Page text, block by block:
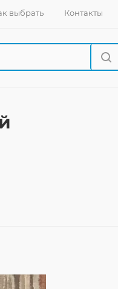
выбрать Контакты